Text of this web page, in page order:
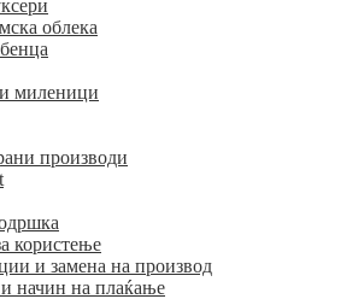
облека
миленици
производи
користење
и замена на производ
начин на плаќање